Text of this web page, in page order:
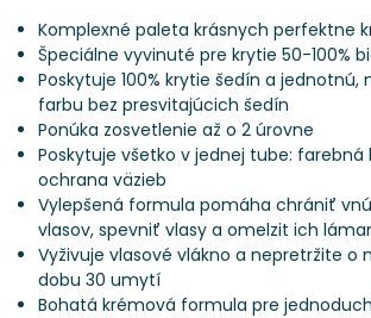
Komplexné paleta krásnych perfektne
Špeciálne vyvinuté pre krytie 50-100%
Poskytuje 100% krytie šedín a jednotnú,
farbu bez presvitajúcich šedín
Ponúka zosvetlenie až o 2 úrovne
Poskytuje všetko v jednej tube: farebná
ochrana väzieb
Vylepšená formula pomáha chrániť
vlasov, spevniť vlasy a omelzit ich
Vyživuje vlasové vlákno a nepretržite o
dobu 30 umytí
Bohatá krémová formula pre